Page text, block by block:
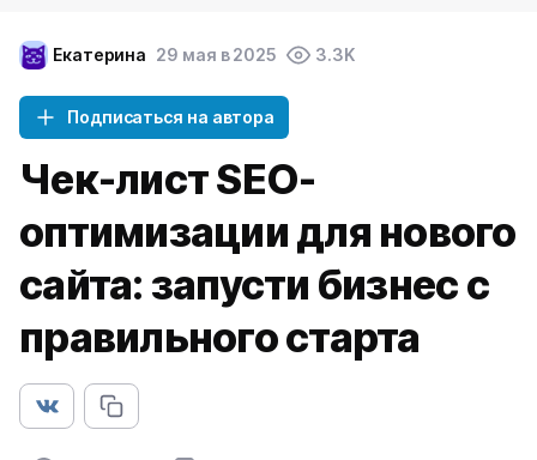
Екатерина 29 мая в 2025 3.3K
Подписаться на автора
Чек-лист SEO-
оптимизации для нового
сайта: запусти бизнес с
правильного старта